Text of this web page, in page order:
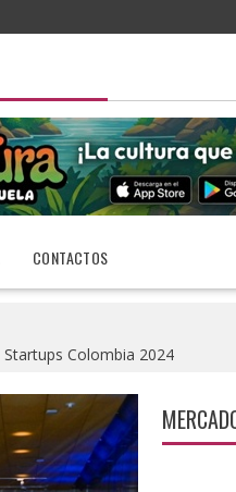
CONTACTOS
Colombia 2024